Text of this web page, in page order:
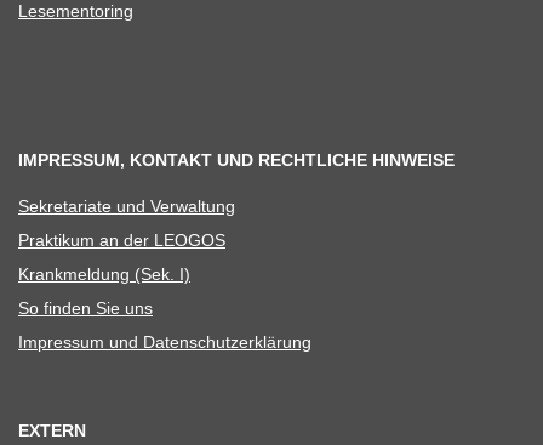
Lese­men­to­ring
IMPRESSUM, KONTAKT UND RECHTLICHE HINWEISE
Sekre­ta­riate und Verwaltung
Prak­ti­kum an der LEOGOS
Krank­mel­dung (Sek. I)
So fin­den Sie uns
Impres­sum und Datenschutzerklärung
EXTERN